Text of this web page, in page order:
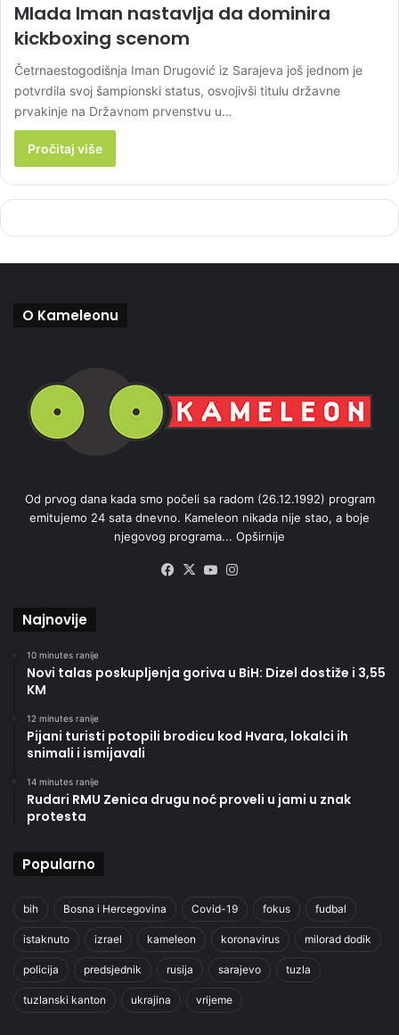
Mlada Iman nastavlja da dominira
kickboxing scenom
Četrnaestogodišnja Iman Drugović iz Sarajeva još jednom je
potvrdila svoj šampionski status, osvojivši titulu državne
prvakinje na Državnom prvenstvu u…
Pročitaj više
O Kameleonu
Od prvog dana kada smo počeli sa radom (26.12.1992) program
emitujemo 24 sata dnevno. Kameleon nikada nije stao, a boje
njegovog programa... Opširnije
Facebook
X YouTube
Najnovije
10 minutes ranije
Novi talas poskupljenja goriva u BiH: Dizel dostiže i 3,55
KM
12 minutes ranije
Pijani turisti potopili brodicu kod Hvara, lokalci ih
snimali i ismijavali
14 minutes ranije
Rudari RMU Zenica drugu noć proveli u jami u znak
protesta
Popularno
bih Bosna i Hercegovina Covid-19 fokus fudbal
istaknuto izrael kameleon koronavirus milorad dodik
policija predsjednik rusija sarajevo tuzla
tuzlanski kanton ukrajina vrijeme